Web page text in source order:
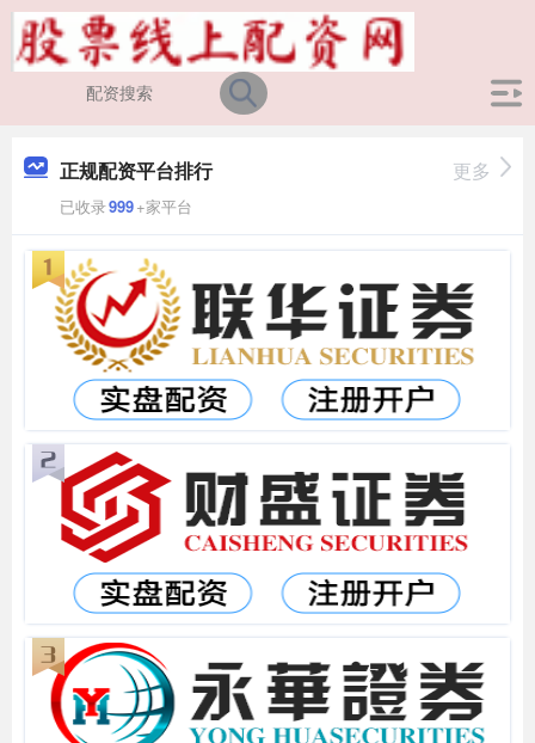
正规配资平台排行
已收录999+家平台
更多